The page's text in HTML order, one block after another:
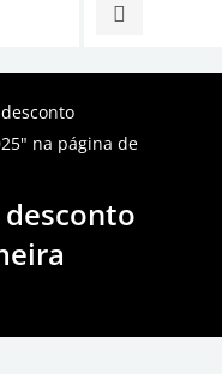
na página de